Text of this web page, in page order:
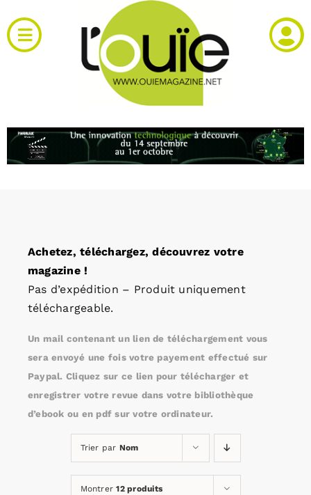
au
contenu
Toggle
Navigation
RH et emploi
Agenda
Kiosque
Annonces emploi
Achetez, téléchargez, découvrez votre
magazine !
Pas d’expédition – Produit uniquement
téléchargeable.
Un mail contenant un lien de téléchargement vous
sera envoyé une fois votre payement effectué sur
Paypal. Cliquez sur ce lien pour télécharger et
enregistrer votre revue dans votre bibliothèque
d’ebook ou en pdf sur votre ordinateur.
Trier par Nom
Montrer12 produits